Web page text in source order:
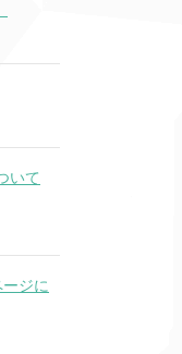
いて
ジに